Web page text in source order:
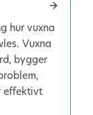
hur vuxna
Vuxna
bygger
effektivt